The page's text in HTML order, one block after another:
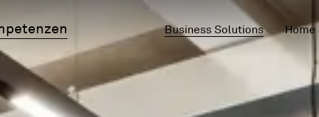
Business Solutions Home